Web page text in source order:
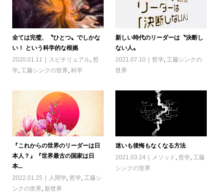
全ては完璧、〝ひとつ〟でしかな
い！ という科学的な根拠
2020.01.11
スピチリュアル, 哲
学, 工藤シンクの世界, 科学
新しい時代のリーダーは〝決断し
ない人〟
2021.07.10
哲学,工藤シンクの
世界
『これからの世界のリーダーは日
本人？』『世界最古の国家は日
本...
2022.01.25
人間学, 哲学, 工藤シ
ンクの世界 新世界
迷いも後悔もなくなる方法
2021.03.24
メソッド ,哲学 工藤
シンクの世界